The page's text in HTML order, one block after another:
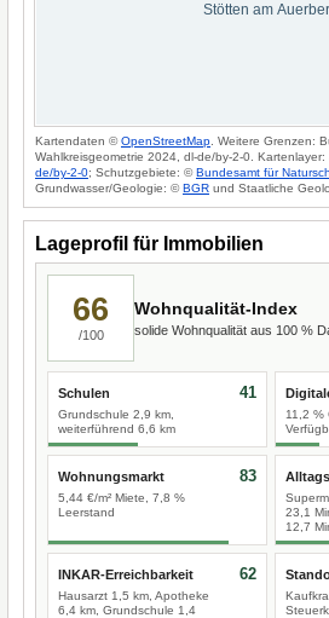
Stötten am
Kartendaten ©OpenStreetMap . Weitere Grenzen:
Wahlkreisgeometrie 2024, dl-de/by-2-0.
de/by-2-0; Schutzgebiete: ©Bundesamt für
Grundwasser/Geologie: ©BGR und Staatliche
Lageprofil für Immobilien
66
/100
Wohnqualität-Index
solide Wohnqualität aus 100 %
Schulen
Grundschule 2,9 km,
weiterführend 6,6 km
41
11,2 %
Wohnungsmarkt
5,44 €/m² Miete, 7,8 %
Leerstand
83
23,1
12,7
INKAR-Erreichbarkeit
Hausarzt 1,5 km, Apotheke
6,4 km, Grundschule 1,4
62